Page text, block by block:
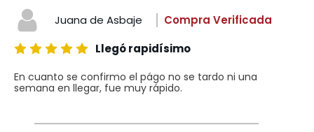
Juana de Asbaje
Compra Verificada
Llegó rapidísimo
En cuanto se confirmo el págo no se tardo ni una
semana en llegar, fue muy rápido.